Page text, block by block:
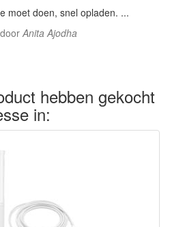
moet doen, snel opladen. ...
doorAnita Ajodha
hebben gekocht
in: